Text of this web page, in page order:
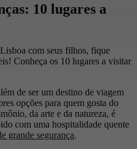
10 lugares a
com seus filhos, fique
Conheça os 10 lugares a visitar
de ser um destino de viagem
opções para quem gosta do
da arte e da natureza, é
com uma hospitalidade quente
grande segurança.